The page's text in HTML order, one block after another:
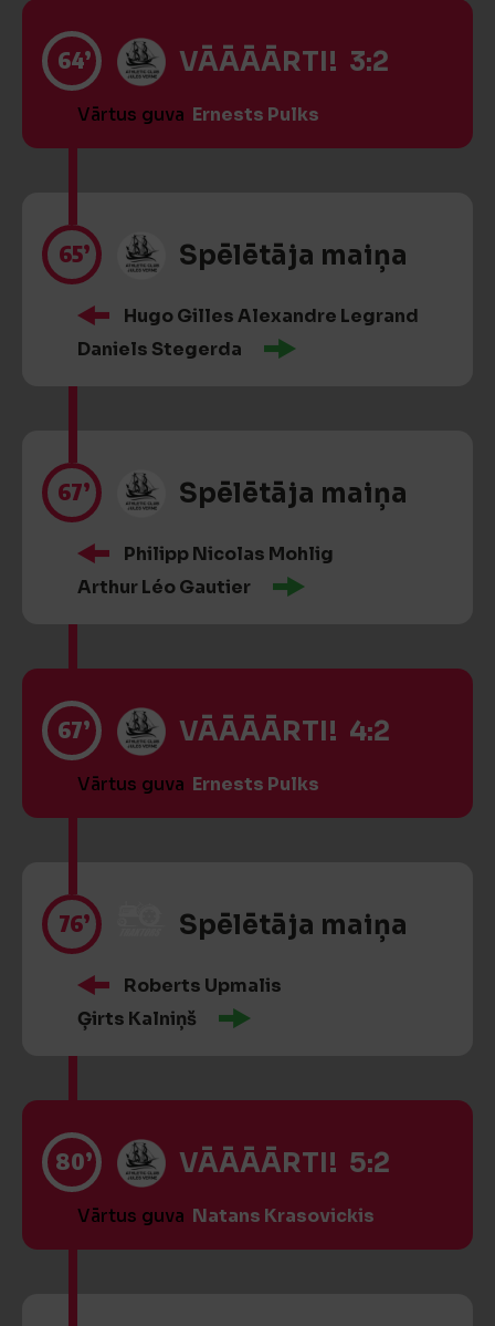
64’ VĀĀĀĀRTI! 3:2
Vārtus guva Ernests Pulks
65’ Spēlētāja maiņa
Hugo Gilles Alexandre Legrand
Daniels Stegerda
67’ Spēlētāja maiņa
Philipp Nicolas Mohlig
Arthur Léo Gautier
67’ VĀĀĀĀRTI! 4:2
Vārtus guva Ernests Pulks
76’ Spēlētāja maiņa
Roberts Upmalis
Ģirts Kalniņš
80’ VĀĀĀĀRTI! 5:2
Vārtus guva Natans Krasovickis